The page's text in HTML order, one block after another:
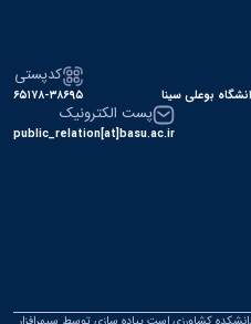
بوعلی سینا
کدپستی
۶۵۱۷۸-۳۸۶۹۵
پست الکترونیک
public_relation[at]basu.ac.ir